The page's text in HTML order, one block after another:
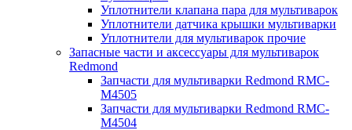
Уплотнители клапана пара для мультиварок
Уплотнители датчика крышки мультиварки
Уплотнители для мультиварок прочие
Запасные части и аксессуары для мультиварок
Redmond
Запчасти для мультиварки Redmond RMC-
M4505
Запчасти для мультиварки Redmond RMC-
M4504